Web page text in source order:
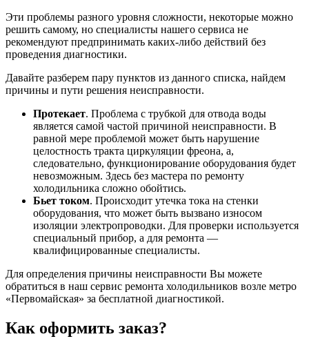
Эти проблемы разного уровня сложности, некоторые можно
решить самому, но специалисты нашего сервиса не
рекомендуют предпринимать каких-либо действий без
проведения диагностики.
Давайте разберем пару пунктов из данного списка, найдем
причины и пути решения неисправности.
Протекает. Проблема с трубкой для отвода воды
является самой частой причиной неисправности. В
равной мере проблемой может быть нарушение
целостность тракта циркуляции фреона, а,
следовательно, функционирование оборудования будет
невозможным. Здесь без мастера по ремонту
холодильника сложно обойтись.
Бьет током. Происходит утечка тока на стенки
оборудования, что может быть вызвано износом
изоляции электропроводки. Для проверки используется
специальный прибор, а для ремонта —
квалифицированные специалисты.
Для определения причины неисправности Вы можете
обратиться в наш сервис ремонта холодильников возле метро
«Первомайская» за бесплатной диагностикой.
Как оформить заказ?